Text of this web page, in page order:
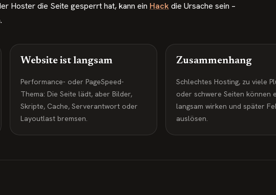
Hoster die Seite gesperrt hat, kann ein Hackdie Ursache sein –
Website ist langsam
Performance- oder PageSpeed-
Thema: Die Seite lädt, aber Bilder,
Skripte, Cache, Serverantwort oder
Layoutlast bremsen.
Zusammenhang
Schlechtes Hosting, zu viele
oder schwere Seiten können
langsam wirken und später
auslösen.